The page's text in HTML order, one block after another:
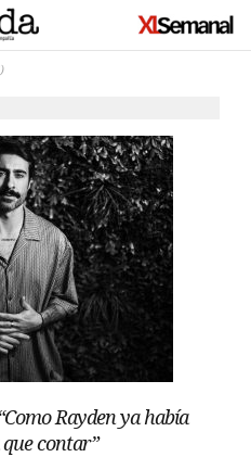
Rayden ya había
contar”